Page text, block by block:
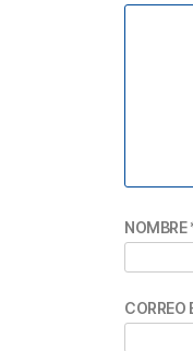
NOMBRE
CORREO